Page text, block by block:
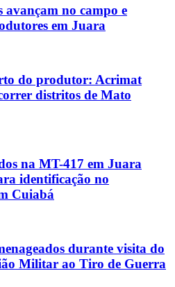
avançam no campo e
em Juara
do produtor: Acrimat
distritos de Mato
na MT-417 em Juara
identificação no
Cuiabá
durante visita do
Militar ao Tiro de Guerra